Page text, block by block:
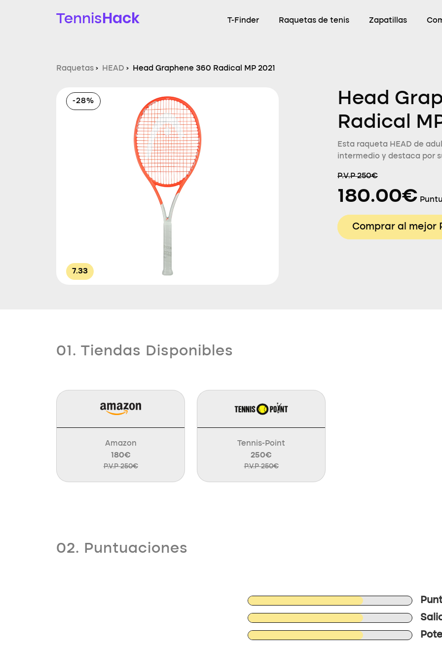
TennisHack T-Finder Raquetas de tenis Zapatillas
Raquetas › HEAD › Head Graphene 360 Radical MP 2021
-28%
7.33
Head
Radical
Esta raqueta HEAD de
intermedio y destaca por
P.V.P 250€
180.00€
Comprar al mejor
01. Tiendas Disponibles
Amazon
180€
P.V.P 250€
Tennis-Point
250€
P.V.P 250€
02. Puntuaciones